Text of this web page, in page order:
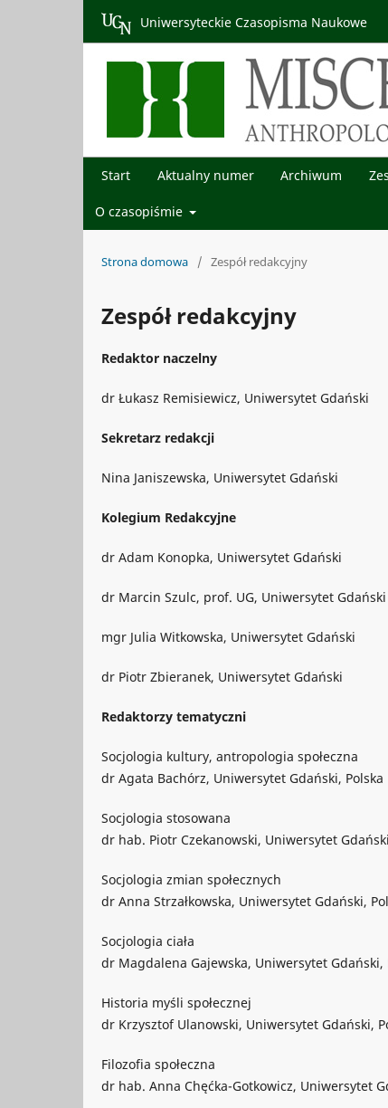
Start Aktualny numer Archiwum
O czasopiśmie
Uniwersyteckie Czasopisma Naukowe
Strona domowa / Zespół redakcyjny
Zespół redakcyjny
Redaktor naczelny
dr Łukasz Remisiewicz, Uniwersytet Gdański
Sekretarz redakcji
Nina Janiszewska, Uniwersytet Gdański
Kolegium Redakcyjne
dr Adam Konopka, Uniwersytet Gdański
dr Marcin Szulc, prof. UG, Uniwersytet Gdański
mgr Julia Witkowska, Uniwersytet Gdański
dr Piotr Zbieranek, Uniwersytet Gdański
Redaktorzy tematyczni
Socjologia kultury, antropologia społeczna
dr Agata Bachórz, Uniwersytet Gdański, Polska
Socjologia stosowana
dr hab. Piotr Czekanowski, Uniwersytet
Socjologia zmian społecznych
dr Anna Strzałkowska, Uniwersytet Gdański,
Socjologia ciała
dr Magdalena Gajewska, Uniwersytet Gdański,
Historia myśli społecznej
dr Krzysztof Ulanowski, Uniwersytet Gdański,
Filozofia społeczna
dr hab. Anna Chęćka-Gotkowicz, Uniwersytet